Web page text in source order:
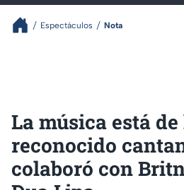
Espectáculos Nota
La música está
reconocido
colaboró con